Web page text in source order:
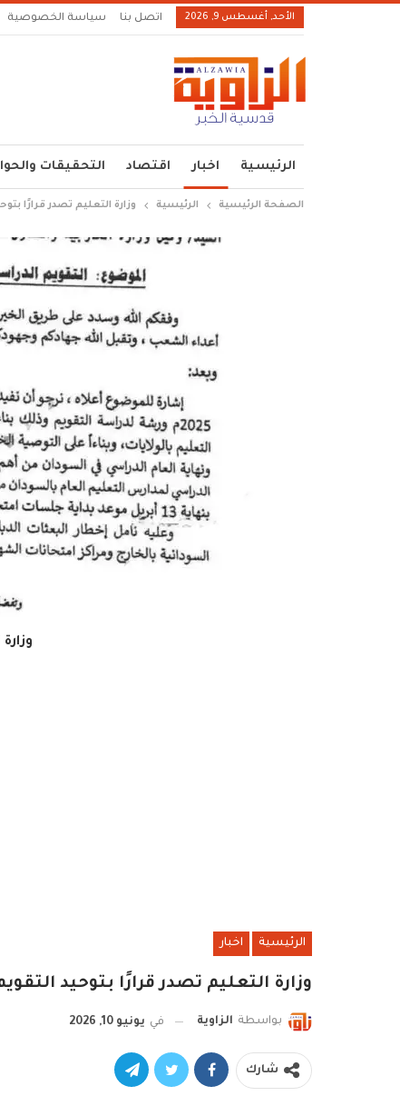
الأحد, أغسطس 9, 2026 اتصل بنا سياسة الخصوصية
الرئيسية اخبار اقتصاد التحقيقات
الصفحة الرئيسية الرئيسية وزارة التعليم تصدر قرارًا
الرئيسية اخبار
وزارة التعليم تصدر قرارًا بتوحيد
بواسطة الزاوية في يونيو 10, 2026
شارك